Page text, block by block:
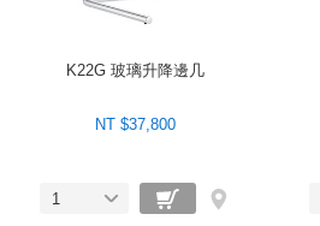
K22G 玻璃升降邊几
NT $37,800
1